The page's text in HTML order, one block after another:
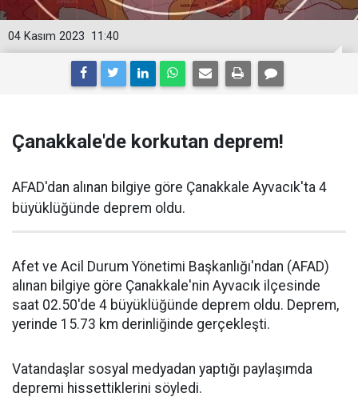
11:40
04 Kasım 2023
Çanakkale'de korkutan deprem!
AFAD'dan alınan bilgiye göre Çanakkale Ayvacık'ta 4
büyüklüğünde deprem oldu.
Afet ve Acil Durum Yönetimi Başkanlığı'ndan (AFAD)
alınan bilgiye göre Çanakkale'nin Ayvacık ilçesinde
saat 02.50'de 4 büyüklüğünde deprem oldu. Deprem,
yerinde 15.73 km derinliğinde gerçekleşti.
Vatandaşlar sosyal medyadan yaptığı paylaşımda
depremi hissettiklerini söyledi.